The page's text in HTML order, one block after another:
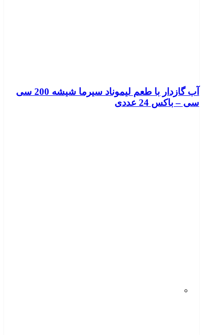
آب گازدار با طعم لیموناد سیرما شیشه 200 سی
سی – باکس 24 عددی